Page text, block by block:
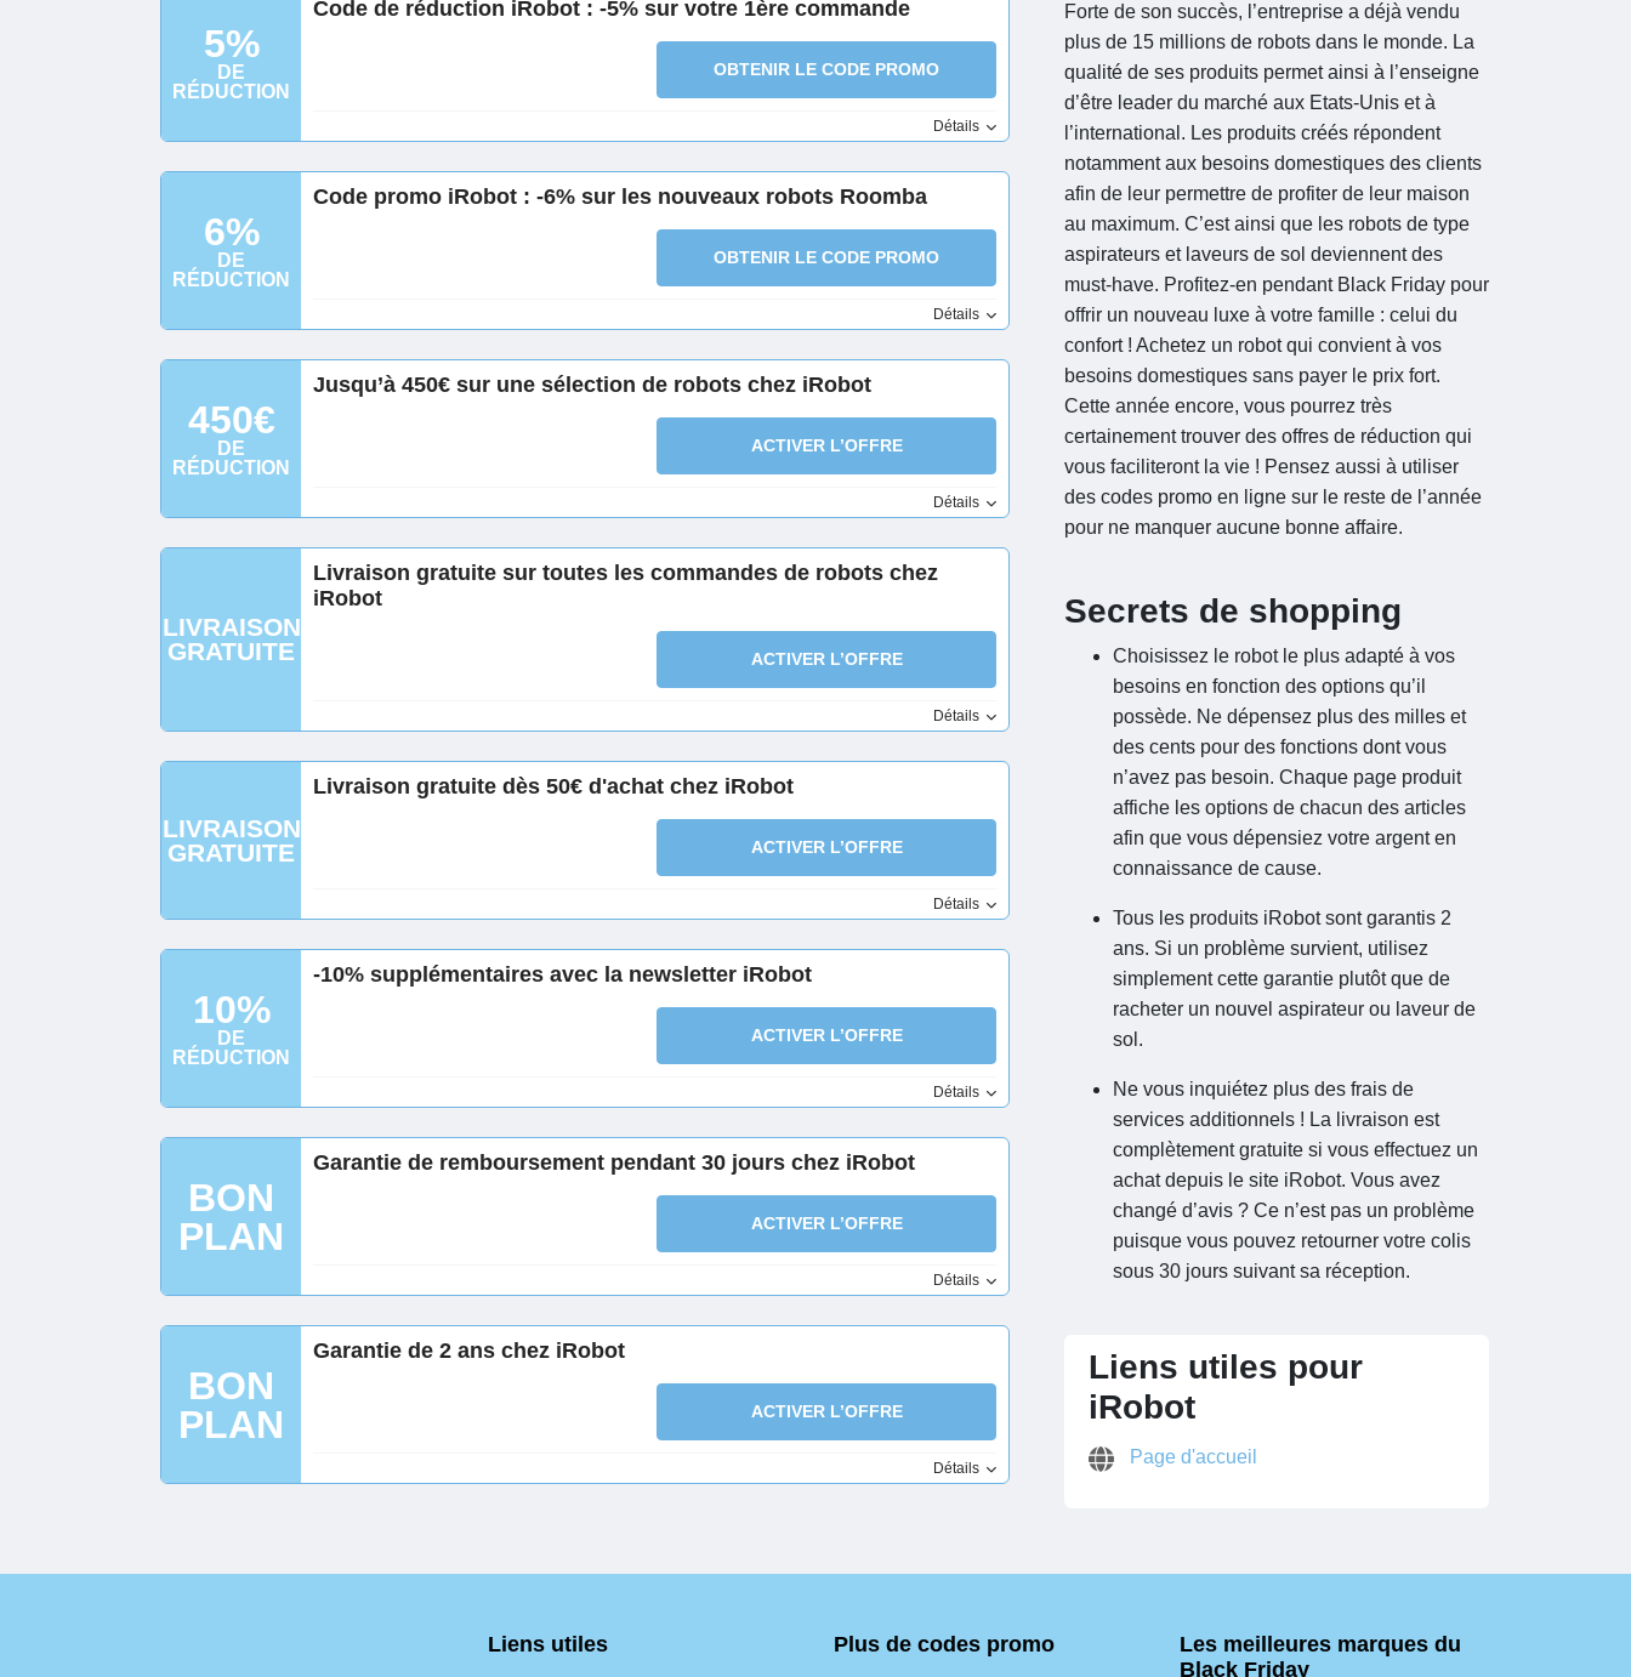
5%
DE
RÉDUCTION
Code de réduction iRobot : -5% sur votre 1ère commande
OBTENIR LE CODE PROMO
Détails
6%
DE
RÉDUCTION
Code promo iRobot : -6% sur les nouveaux robots Roomba
OBTENIR LE CODE PROMO
Détails
450€
DE
RÉDUCTION
Jusqu’à 450€ sur une sélection de robots chez iRobot
ACTIVER L’OFFRE
Détails
LIVRAISON
GRATUITE
Livraison gratuite sur toutes les commandes de robots chez
iRobot
ACTIVER L’OFFRE
Détails
LIVRAISON
GRATUITE
Livraison gratuite dès 50€ d'achat chez iRobot
ACTIVER L’OFFRE
Détails
10%
DE
RÉDUCTION
-10% supplémentaires avec la newsletter iRobot
ACTIVER L’OFFRE
Détails
BON
PLAN
Garantie de remboursement pendant 30 jours chez iRobot
ACTIVER L’OFFRE
Détails
BON
PLAN
Garantie de 2 ans chez iRobot
ACTIVER L’OFFRE
Détails
Forte de son succès, l’entreprise a déjà vendu
plus de 15 millions de robots dans le monde. La
qualité de ses produits permet ainsi à l’enseigne
d’être leader du marché aux Etats-Unis et à
l’international. Les produits créés répondent
notamment aux besoins domestiques des clients
afin de leur permettre de profiter de leur maison
au maximum. C’est ainsi que les robots de type
aspirateurs et laveurs de sol deviennent des
must-have. Profitez-en pendant Black Friday pour
offrir un nouveau luxe à votre famille : celui du
confort ! Achetez un robot qui convient à vos
besoins domestiques sans payer le prix fort.
Cette année encore, vous pourrez très
certainement trouver des offres de réduction qui
vous faciliteront la vie ! Pensez aussi à utiliser
des codes promo en ligne sur le reste de l’année
pour ne manquer aucune bonne affaire.
Secrets de shopping
Choisissez le robot le plus adapté à vos
besoins en fonction des options qu’il
possède. Ne dépensez plus des milles et
des cents pour des fonctions dont vous
n’avez pas besoin. Chaque page produit
affiche les options de chacun des articles
afin que vous dépensiez votre argent en
connaissance de cause.
Tous les produits iRobot sont garantis 2
ans. Si un problème survient, utilisez
simplement cette garantie plutôt que de
racheter un nouvel aspirateur ou laveur de
sol.
Ne vous inquiétez plus des frais de
services additionnels ! La livraison est
complètement gratuite si vous effectuez un
achat depuis le site iRobot. Vous avez
changé d’avis ? Ce n’est pas un problème
puisque vous pouvez retourner votre colis
sous 30 jours suivant sa réception.
Liens utiles pour
iRobot
Page d'accueil
Liens utiles Plus de codes promo
Les meilleures marques du
Black Friday